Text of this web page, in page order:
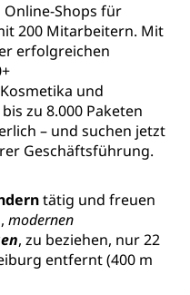
Shops für
200 Mitarbeitern. Mit
erfolgreichen
und
zu 8.000 Paketen
– und suchen jetzt
Geschäftsführung.
tätig und freuen
modernen
, zu beziehen, nur 22
entfernt (400 m